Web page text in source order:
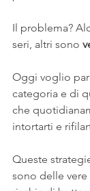
Il problema?
seri, altri sono
Oggi voglio
categoria e di
che
intortarti e
Queste
sono delle